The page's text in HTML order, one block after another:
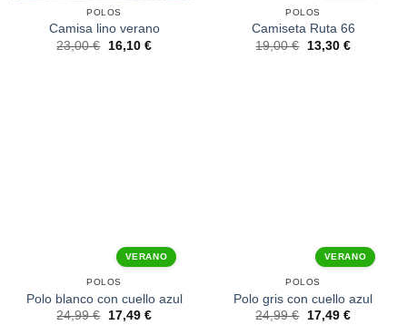
POLOS
Camisa lino verano
23,00€ 16,10 €
POLOS
Camiseta Ruta 66
19,00€ 13,30 €
VERANO
POLOS
Polo blanco con cuello azul
24,99€ 17,49 €
VERANO
POLOS
Polo gris con cuello azul
24,99€ 17,49 €